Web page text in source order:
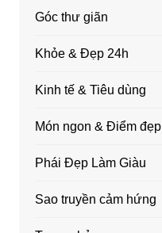
Góc thư giãn
Khỏe & Đẹp 24h
Kinh tế & Tiêu dùng
Món ngon & Điểm đẹp
Phái Đẹp Làm Giàu
Sao truyền cảm hứng